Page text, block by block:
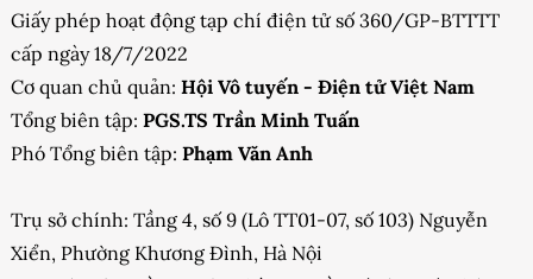
Giấy phép hoạt động tạp chí điện tử số 360/GP-BTTTT
cấp ngày 18/7/2022
Cơ quan chủ quản: Hội Vô tuyến - Điện tử Việt Nam
Tổng biên tập: PGS.TS Trần Minh Tuấn
Phó Tổng biên tập: Phạm Văn Anh
Trụ sở chính: Tầng 4, số 9 (Lô TT01-07, số 103) Nguyễn
Xiển, Phường Khương Đình, Hà Nội